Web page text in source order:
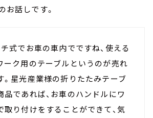
お話しです。
チ式でお車の車内でですね、使える
ーク用のテーブルというのが売れ
。星光産業様の折りたたみテーブ
品であれば、お車のハンドルにワ
取り付けをすることができて、気